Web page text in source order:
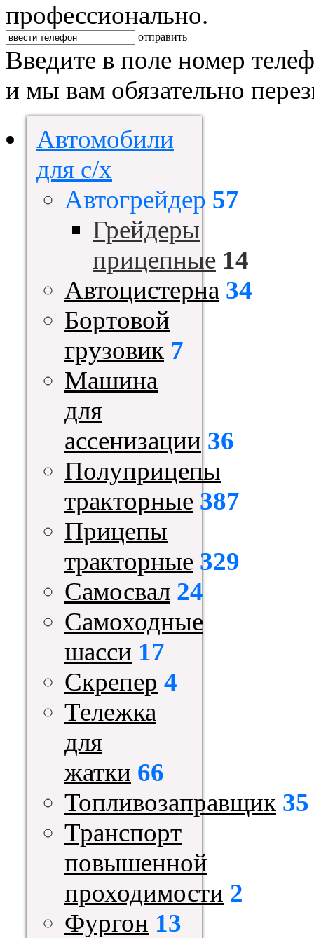
профессионально.
отправить
Введите в поле номер
и мы вам обязательно
Автомобили
для с/х
Автогрейдер 57
Грейдеры
прицепные 14
Автоцистерна 34
Бортовой
грузовик 7
Машина
для
ассенизации 36
Полуприцепы
тракторные 387
Прицепы
тракторные 329
Самосвал 24
Самоходные
шасси 17
Скрепер 4
Тележка
для
жатки 66
Топливозаправщик 35
Транспорт
повышенной
проходимости 2
Фургон 13